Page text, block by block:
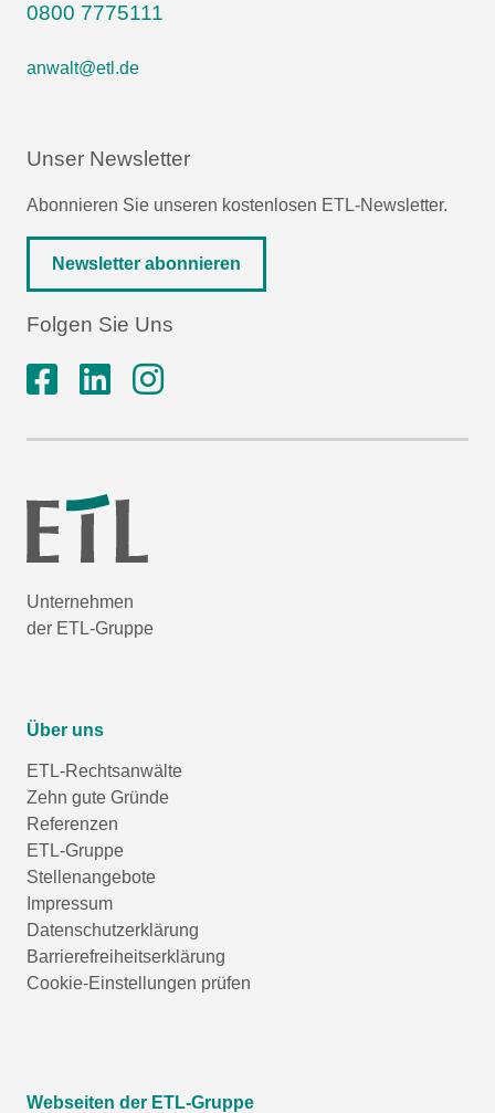
0800 7775111
anwalt@etl.de
Unser Newsletter
Abonnieren Sie unseren kostenlosen ETL-Newsletter.
Newsletter abonnieren
Folgen Sie Uns
Unternehmen
der ETL-Gruppe
Über uns
ETL-Rechtsanwälte
Zehn gute Gründe
Referenzen
ETL-Gruppe
Stellenangebote
Impressum
Datenschutzerklärung
Barrierefreiheitserklärung
Cookie-Einstellungen prüfen
Webseiten der ETL-Gruppe